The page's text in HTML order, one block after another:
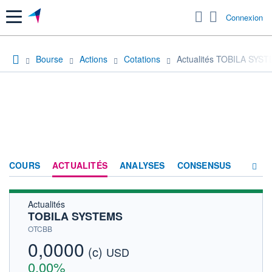
Menu Connexion
Bourse Actions Cotations Actualités TOBILA
COURS ACTUALITÉS ANALYSES CONSENSUS
Actualités
TOBILA SYSTEMS
OTCBB
0,0000 (c) USD
0,00%